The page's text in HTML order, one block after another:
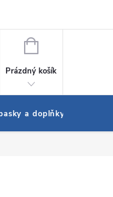
NÁKUPNÍ
Prázdný košík
a doplňky